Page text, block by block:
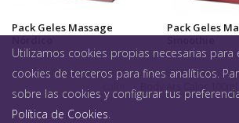
Pack Geles Massage
Nórdico
Pack Geles
Smoothie
Cosmética > Lubricantes > Efectos
> Body Ars Calor 100ml
Utilizamos cookies propias necesarias para
cookies de terceros para fines analíticos.
sobre las cookies y configurar tus
Política de Cookies.